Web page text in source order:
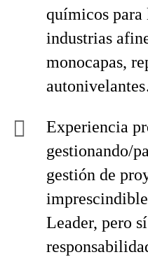
químicos para
industrias
monocapas,
Experiencia
gestionando/
gestión de
Leader, pero